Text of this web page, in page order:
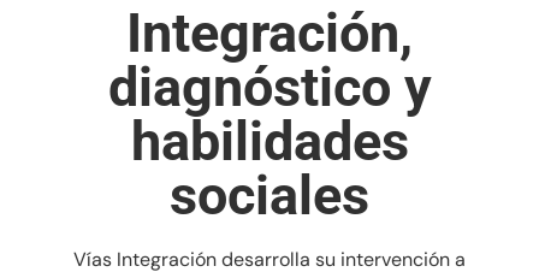
Integración,
diagnóstico y
habilidades
sociales
Vías Integración desarrolla su intervención a